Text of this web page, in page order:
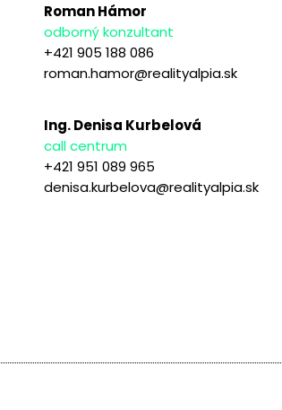
Roman Hámor
odborný konzultant
+421 905 188 086
roman.hamor@realityalpia.sk
Ing. Denisa Kurbelová
call centrum
+421 951 089 965
denisa.kurbelova@realityalpia.sk